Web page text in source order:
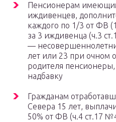
Пенсионерам
иждивенцев,
каждого по 1/3 от ФВ
за 3 иждивенца (ч.3
—
лет или 23 при очном
родителя
надбавку
Гражданам
Севера 15 лет,
50% от ФВ (ч.4 ст.17